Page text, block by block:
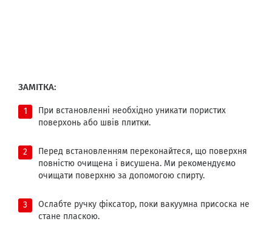
ЗАМІТКА:
При встановленні необхідно уникати пористих
поверхонь або швів плитки.
Перед встановленням переконайтеся, що поверхня
повністю очищена і висушена. Ми рекомендуємо
очищати поверхню за допомогою спирту.
Ослабте ручку фіксатор, поки вакуумна присоска не
стане пласкою.